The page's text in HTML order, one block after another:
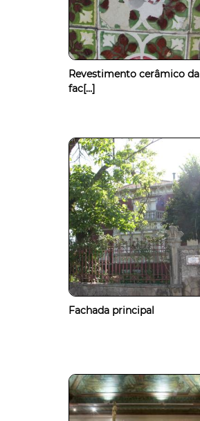
Revestimento cerâmico da
fac[...]
Fachada principal